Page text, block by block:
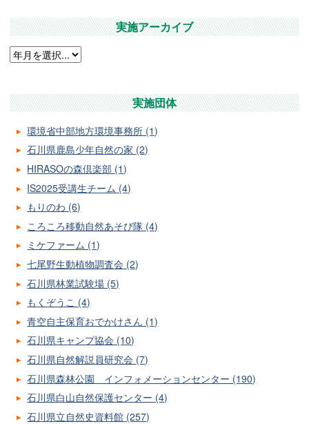
実施アーカイブ
実施団体
環境省中部地方環境事務所 (1)
石川県鹿島少年自然の家 (2)
HIRASOの森倶楽部 (1)
IS2025受講生チーム (4)
もりのわ (6)
ころころ移動自然あそび隊 (4)
ミケファーム (1)
七尾野生動植物調査会 (2)
石川県林業試験場 (5)
もくぞうこ (4)
青空自主保育おでかけさん (1)
石川県キャンプ協会 (10)
石川県自然解説員研究会 (7)
石川県森林公園 インフォメーションセンター (190)
石川県白山自然保護センター (4)
石川県立自然史資料館 (257)